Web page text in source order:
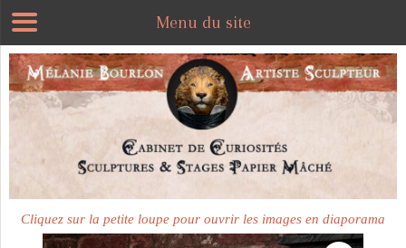
Cliquez sur la petite loupe pour ouvrir les images en diaporama
Menu du site